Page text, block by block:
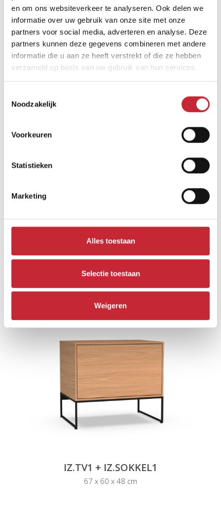
en om ons websiteverkeer te analyseren. Ook delen we
informatie over uw gebruik van onze site met onze
partners voor social media, adverteren en analyse. Deze
partners kunnen deze gegevens combineren met andere
informatie die u aan ze heeft verstrekt of die ze hebben
verzameld op basis van uw gebruik van hun services.
Noodzakelijk
Voorkeuren
Statistieken
Marketing
Alles toestaan
Selectie toestaan
Weigeren
Vind een dealer
Vergelijkbare producten
IZ.TV1
67 x 40 x 48 cm
IZ.TV1 + IZ.SOKKEL1
67 x 60 x 48 cm